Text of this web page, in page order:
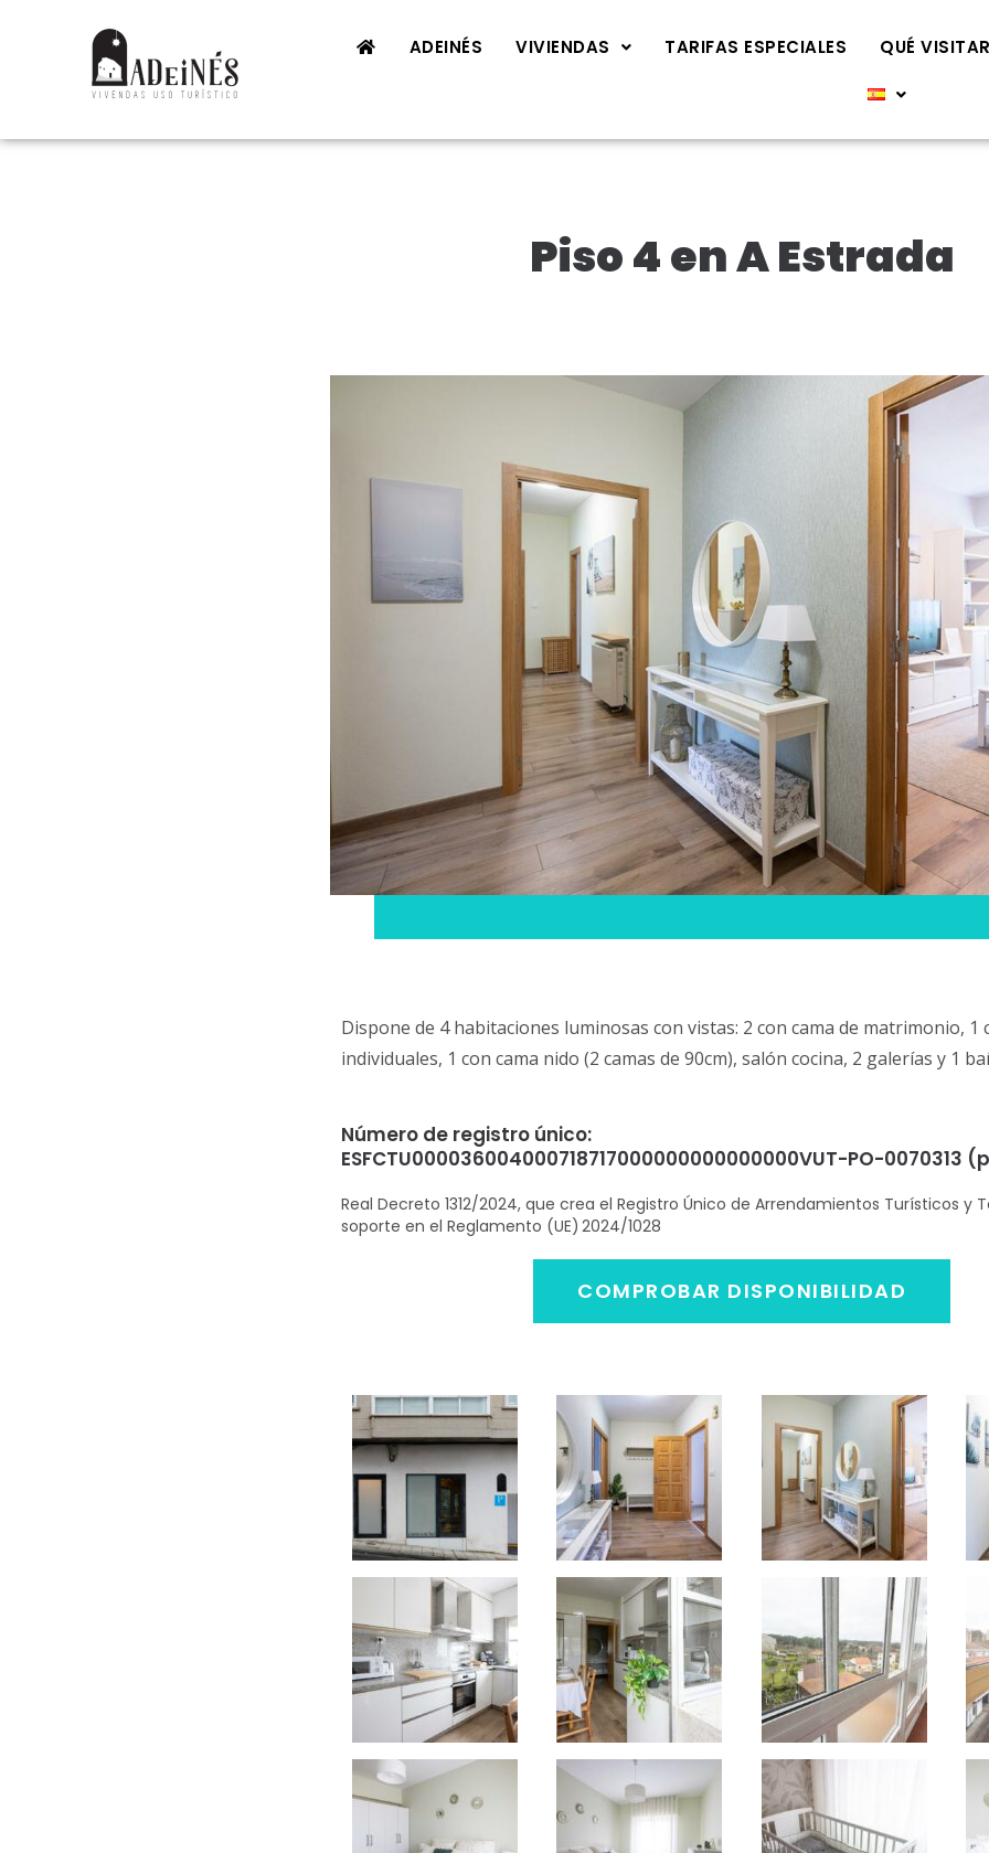
ADEINÉS VIVIENDAS TARIFAS ESPECIALES QUÉ
Piso 4 en A Estrada
Dispone de 4 habitaciones luminosas con vistas: 2 con cama de matrimonio, 1
individuales, 1 con cama nido (2 camas de 90cm), salón cocina, 2 galerías y 1
Número de registro único:
ESFCTU000036004000718717000000000000000VUT-PO-0070313
Real Decreto 1312/2024, que crea el Registro Único de Arrendamientos Turísticos y
soporte en el Reglamento (UE) 2024/1028
COMPROBAR DISPONIBILIDAD